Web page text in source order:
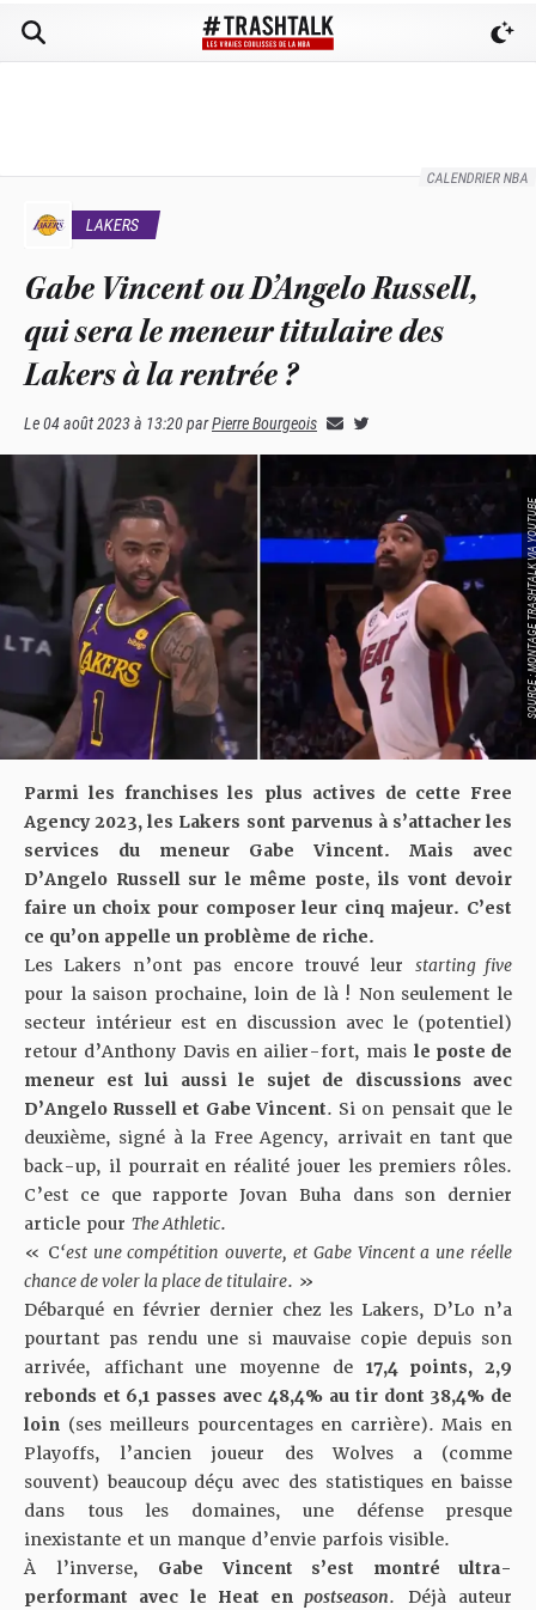
CALENDRIER NBA
LAKERS
Gabe Vincent ou D’Angelo Russell,
qui sera le meneur titulaire des
Lakers à la rentrée ?
Le04 août 2023 à 13:20parPierre Bourgeois
SOURCE :
Parmi les franchises les plus actives de cette Free
Agency 2023, les Lakers sont parvenus à s’attacher les
services du meneur Gabe Vincent. Mais avec
D’Angelo Russell sur le même poste, ils vont devoir
faire un choix pour composer leur cinq majeur. C’est
ce qu’on appelle un problème de riche.
Les Lakers n’ont pas encore trouvé leur starting five
pour la saison prochaine, loin de là ! Non seulement le
secteur intérieur est en discussion avec le (potentiel)
retour d’Anthony Davis en ailier-fort, mais le poste de
meneur est lui aussi le sujet de discussions avec
D’Angelo Russell et Gabe Vincent. Si on pensait que le
deuxième, signé à la Free Agency, arrivait en tant que
back-up, il pourrait en réalité jouer les premiers rôles.
C’est ce que rapporte Jovan Buha dans son dernier
article pour The Athletic.
« C‘est une compétition ouverte, et Gabe Vincent a une réelle
chance de voler la place de titulaire. »
Débarqué en février dernier chez les Lakers, D’Lo n’a
pourtant pas rendu une si mauvaise copie depuis son
arrivée, affichant une moyenne de 17,4 points, 2,9
rebonds et 6,1 passes avec 48,4% au tir dont 38,4% de
loin (ses meilleurs pourcentages en carrière). Mais en
Playoffs, l’ancien joueur des Wolves a (comme
souvent) beaucoup déçu avec des statistiques en baisse
dans tous les domaines, une défense presque
inexistante et un manque d’envie parfois visible.
À l’inverse, Gabe Vincent s’est montré ultra-
performant avec le Heat enpostseason. Déjà auteur